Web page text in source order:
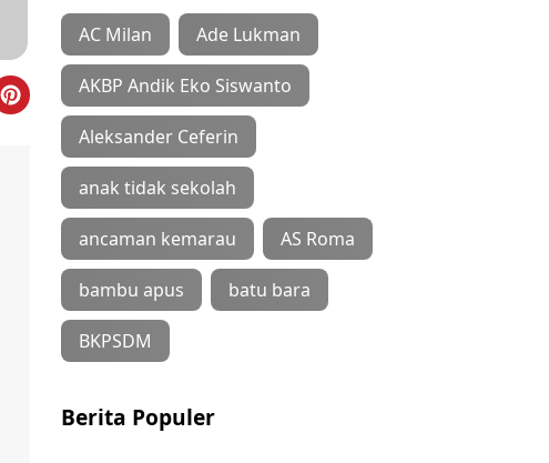
AC Milan Ade Lukman
AKBP Andik Eko Siswanto
Aleksander Ceferin
anak tidak sekolah
ancaman kemarau AS Roma
bambu apus batu bara
BKPSDM
Berita Populer